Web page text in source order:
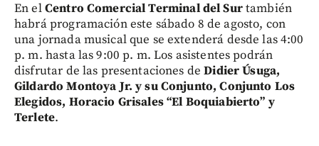
En elCentro Comercial Terminal del Surtambién
habrá programación este sábado 8 de agosto, con
una jornada musical que se extenderá desde las 4:00
p. m. hasta las 9:00 p. m. Los asistentes podrán
disfrutar de las presentaciones deDidier Úsuga,
Gildardo Montoya Jr. y su Conjunto, Conjunto Los
Elegidos, Horacio Grisales “El Boquiabierto” y
Terlete.